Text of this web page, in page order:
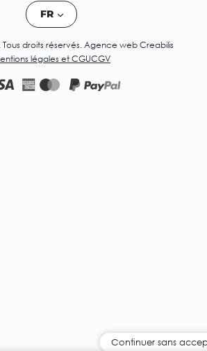
FR
droits réservés. Agence web Creabilis
légales et CGUCGV
Continuer sans